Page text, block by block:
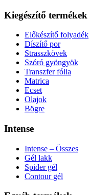
Kiegészítő termékek
Előkészítő folyadék
Díszítő por
Strasszkövek
Szóró gyöngyök
Transzfer fólia
Matrica
Ecset
Olajok
Bögre
Intense
Intense – Összes
Gél lakk
Spider gél
Contour gél